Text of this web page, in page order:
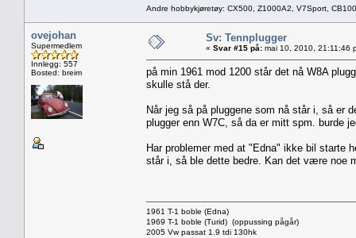
Andre hobbykjøretøy: CX500, Z1000A2, V7Sport, CB100
ovejohan
Supermedlem
Innlegg: 557
Bosted: breim
Sv: Tennplugger
« Svar #15 på: mai 10, 2010, 21:11:46
på min 1961 mod 1200 står det nå W8A
skulle stå der.
Når jeg så på pluggene som nå står i, så er
plugger enn W7C, så da er mitt spm. burde
Har problemer med at "Edna" ikke bil starte
står i, så ble dette bedre. Kan det være noe
1961 T-1 boble (Edna)
1969 T-1 boble (Turid) (oppussing pågår)
2005 Vw passat 1.9 tdi 130hk